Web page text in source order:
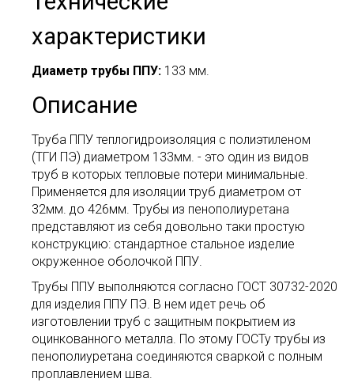
характеристики
Диаметр трубы ППУ: 133 мм.
Описание
Труба ППУ теплогидроизоляция с полиэтиленом
(ТГИ ПЭ) диаметром 133мм. - это один из видов
труб в которых тепловые потери минимальные.
Применяется для изоляции труб диаметром от
32мм. до 426мм. Трубы из пенополиуретана
представляют из себя довольно таки простую
конструкцию: стандартное стальное изделие
окруженное оболочкой ППУ.
Трубы ППУ выполняются согласно ГОСТ 30732-2020
для изделия ППУ ПЭ. В нем идет речь об
изготовлении труб с защитным покрытием из
оцинкованного металла. По этому ГОСТу трубы из
пенополиуретана соединяются сваркой с полным
проплавлением шва.